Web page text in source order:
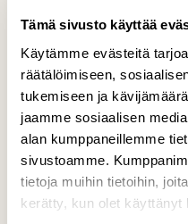
Tämä sivusto käyttää
Käytämme evästeitä
räätälöimiseen,
tukemiseen ja
jaamme sosiaalisen
alan kumppaneillemme
sivustoamme.
tietoja muihin tietoihin,
kerätty, kun olet käyttänyt
Joskus keväisin
lemmenleikkejä,
tunteita